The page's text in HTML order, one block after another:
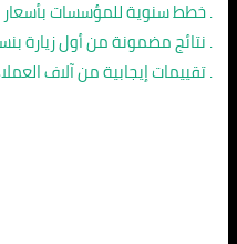
. خطط سنوية للمؤسسات
. نتائج مضمونة من أول زيارة بنسبة
. تقييمات إيجابية من آلاف